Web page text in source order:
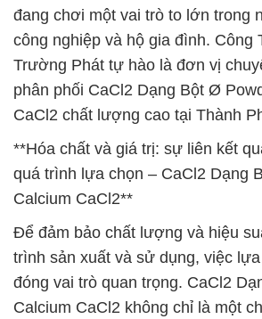
đang chơi một vai trò to lớn trong
công nghiệp và hộ gia đình. Công
Trường Phát tự hào là đơn vị
phân phối CaCl2 Dạng Bột Ø
CaCl2 chất lượng cao tại Thành
**Hóa chất và giá trị: sự liên kết
quá trình lựa chọn – CaCl2 Dạng
Calcium CaCl2**
Để đảm bảo chất lượng và hiệu
trình sản xuất và sử dụng, việc
đóng vai trò quan trọng. CaCl2
Calcium CaCl2 không chỉ là một